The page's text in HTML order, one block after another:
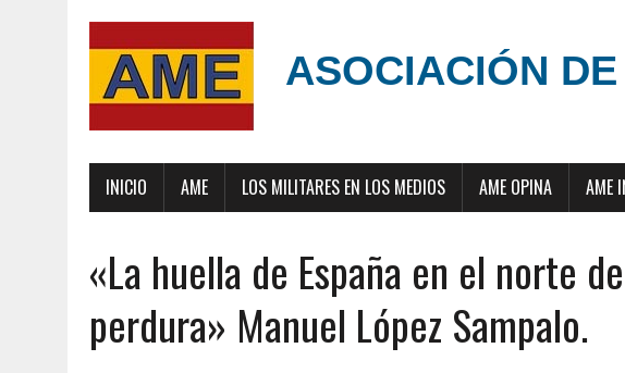
ASOCIACIÓN
INICIO AME LOS MILITARES EN LOS MEDIOS AME OPINA AME
«La huella de España en el norte
perdura» Manuel López Sampalo.